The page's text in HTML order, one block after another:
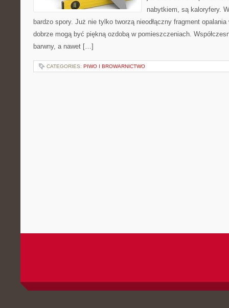
nabytkiem, są kaloryfery.
bardzo spory. Już nie tylko tworzą nieodłączny fragment
dobrze mogą być piękną ozdobą w pomieszczeniach.
barwny, a nawet […]
CATEGORIES: PIWO I BROWARNICTWO